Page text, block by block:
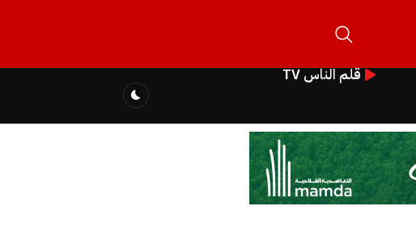
قلم الناس TV